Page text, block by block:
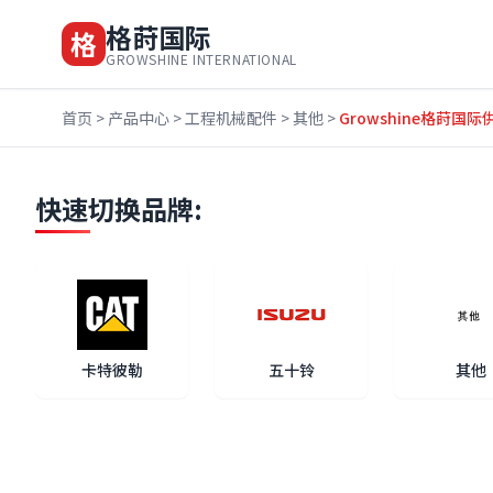
格 格莳国际
GROWSHINE INTERNATIONAL
首页 > 产品中心 >工程机械配件 >其他 > Growshine格莳国际
快速切换品牌:
卡特彼勒 五十铃 其他